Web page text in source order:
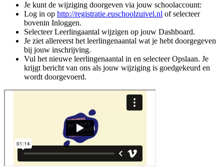
Je kunt de wijziging doorgeven via jouw schoolaccount:
Log in op http://registratie.euschoolzuivel.nl of selecteer
bovenin Inloggen.
Selecteer Leerlingaantal wijzigen op jouw Dashboard.
Je ziet allereerst het leerlingenaantal wat je hebt doorgegeven
bij jouw inschrijving.
Vul het nieuwe leerlingenaantal in en selecteer Opslaan. Je
krijgt bericht van ons als jouw wijziging is goedgekeurd en
wordt doorgevoerd.